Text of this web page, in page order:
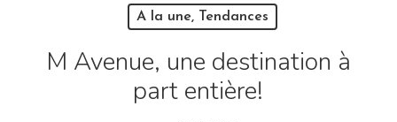
A la une, Tendances
M Avenue, une destination à
part entière!